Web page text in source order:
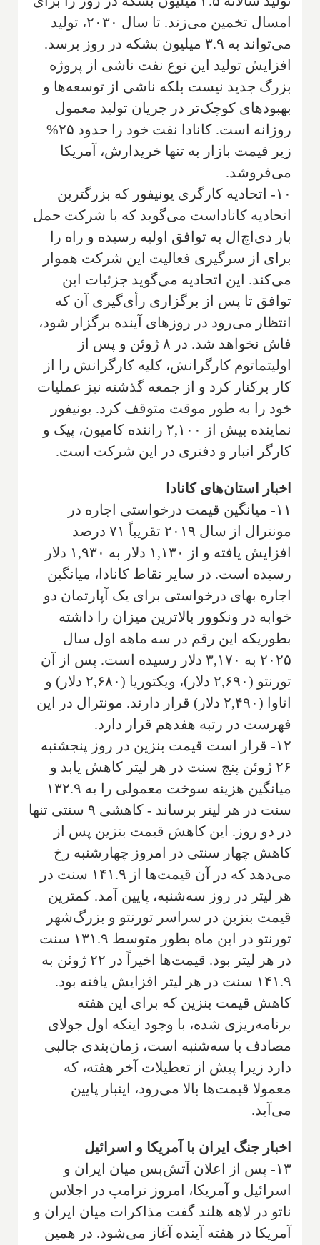
امسال تخمین می‌زند. تا سال ۲۰۳۰، تولید
می‌تواند به ۳.۹ میلیون بشکه در روز برسد.
افزایش تولید این نوع نفت ناشی از پروژه
بزرگ جدید نیست بلکه ناشی از توسعه‌ها و
بهبودهای کوچک‌تر در جریان تولید معمول
روزانه است. کانادا نفت خود را حدود ۲۵%
زیر قیمت بازار به تنها خریدارش، آمریکا
می‌فروشد.
۱۰- اتحادیه کارگری یونیفور که بزرگترین
اتحادیه کاناداست می‌گوید که با شرکت حمل
بار دی‌اچ‌ال به توافق اولیه رسیده و راه را
برای از سرگیری فعالیت این شرکت هموار
می‌کند. این اتحادیه می‌گوید جزئیات این
توافق تا پس از برگزاری رأی‌گیری آن که
انتظار می‌رود در روزهای آینده برگزار شود،
فاش نخواهد شد. در ۸ ژوئن و پس از
اولیتماتوم کارگرانش، کلیه کارگرانش را از
کار برکنار کرد و از جمعه گذشته نیز عملیات
خود را به طور موقت متوقف کرد. یونیفور
نماینده بیش از ۲,۱۰۰ راننده کامیون، پیک و
کارگر انبار و دفتری در این شرکت است.
اخبار استان‌های کانادا
۱۱- میانگین قیمت درخواستی اجاره در
مونترال از سال ۲۰۱۹ تقریباً ۷۱ درصد
افزایش یافته و از ۱,۱۳۰ دلار به ۱,۹۳۰ دلار
رسیده است. در سایر نقاط کانادا، میانگین
اجاره بهای درخواستی برای یک آپارتمان دو
خوابه در ونکوور بالاترین میزان را داشته
بطوریکه این رقم در سه ماهه اول سال
۲۰۲۵ به ۳,۱۷۰ دلار رسیده است. پس از آن
تورنتو (۲,۶۹۰ دلار)، ویکتوریا (۲,۶۸۰ دلار) و
اتاوا (۲,۴۹۰ دلار) قرار دارند. مونترال در این
فهرست در رتبه هفدهم قرار دارد.
۱۲- قرار است قیمت بنزین در روز پنجشنبه
۲۶ ژوئن پنج سنت در هر لیتر کاهش یابد و
میانگین هزینه سوخت معمولی را به ۱۳۲.۹
سنت در هر لیتر برساند - کاهشی ۹ سنتی تنها
در دو روز. این کاهش قیمت بنزین پس از
کاهش چهار سنتی در امروز چهارشنبه رخ
می‌دهد که در آن قیمت‌ها از ۱۴۱.۹ سنت در
هر لیتر در روز سه‌شنبه، پایین آمد. کمترین
قیمت بنزین در سراسر تورنتو و بزرگ‌شهر
تورنتو در این ماه بطور متوسط ۱۳۱.۹ سنت
در هر لیتر بود. قیمت‌ها اخیراً در ۲۲ ژوئن به
۱۴۱.۹ سنت در هر لیتر افزایش یافته بود.
کاهش قیمت بنزین که برای این هفته
برنامه‌ریزی شده، با وجود اینکه اول جولای
مصادف با سه‌شنبه است، زمان‌بندی جالبی
دارد زیرا پیش از تعطیلات آخر هفته، که
معمولا قیمت‌ها بالا می‌رود، اینبار پایین
می‌آید.
اخبار جنگ ایران با آمریکا و اسرائیل
۱۳- پس از اعلان آتش‌بس میان ایران و
اسرائیل و آمریکا، امروز ترامپ در اجلاس
ناتو در لاهه هلند گفت مذاکرات میان ایران و
آمریکا در هفته آینده آغاز می‌شود. در همین